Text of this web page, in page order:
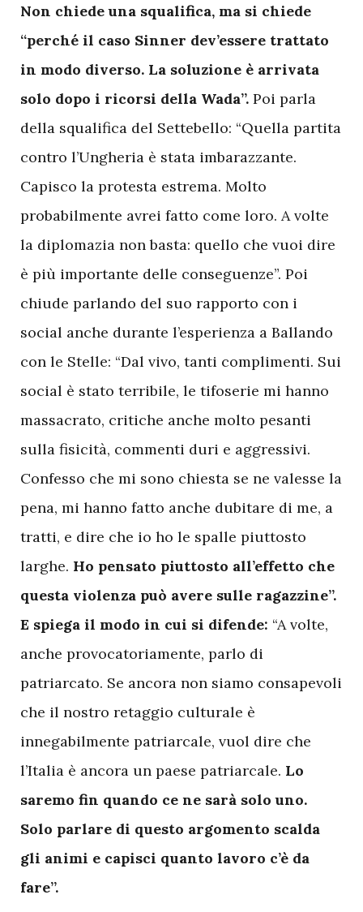
Non chiede una squalifica, ma si chiede
“perché il caso Sinner dev’essere trattato
in modo diverso. La soluzione è arrivata
solo dopo i ricorsi della Wada”. Poi parla
della squalifica del Settebello: “Quella partita
contro l’Ungheria è stata imbarazzante.
Capisco la protesta estrema. Molto
probabilmente avrei fatto come loro. A volte
la diplomazia non basta: quello che vuoi dire
è più importante delle conseguenze”. Poi
chiude parlando del suo rapporto con i
social anche durante l’esperienza a Ballando
con le Stelle: “Dal vivo, tanti complimenti. Sui
social è stato terribile, le tifoserie mi hanno
massacrato, critiche anche molto pesanti
sulla fisicità, commenti duri e aggressivi.
Confesso che mi sono chiesta se ne valesse la
pena, mi hanno fatto anche dubitare di me, a
tratti, e dire che io ho le spalle piuttosto
larghe. Ho pensato piuttosto all’effetto che
questa violenza può avere sulle ragazzine”.
E spiega il modo in cui si difende: “A volte,
anche provocatoriamente, parlo di
patriarcato. Se ancora non siamo consapevoli
che il nostro retaggio culturale è
innegabilmente patriarcale, vuol dire che
l’Italia è ancora un paese patriarcale. Lo
saremo fin quando ce ne sarà solo uno.
Solo parlare di questo argomento scalda
gli animi e capisci quanto lavoro c’è da
fare”.